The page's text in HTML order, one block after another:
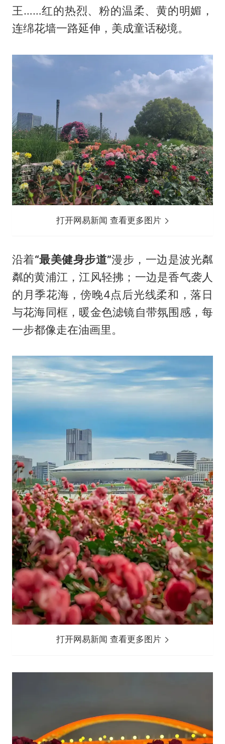
王……红的热烈、粉的温柔、黄的明媚，
连绵花墙一路延伸，美成童话秘境。
打开网易新闻 查看更多图片
沿着“最美健身步道”漫步，一边是波光粼
粼的黄浦江，江风轻拂；一边是香气袭人
的月季花海，傍晚4点后光线柔和，落日
与花海同框，暖金色滤镜自带氛围感，每
一步都像走在油画里。
打开网易新闻 查看更多图片